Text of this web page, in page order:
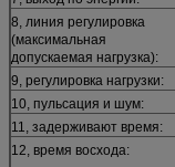
8, линия регулировка
(максимальная
допускаемая нагрузка):
9, регулировка нагрузки:
10, пульсация и шум:
11, задерживают время:
12, время восхода: